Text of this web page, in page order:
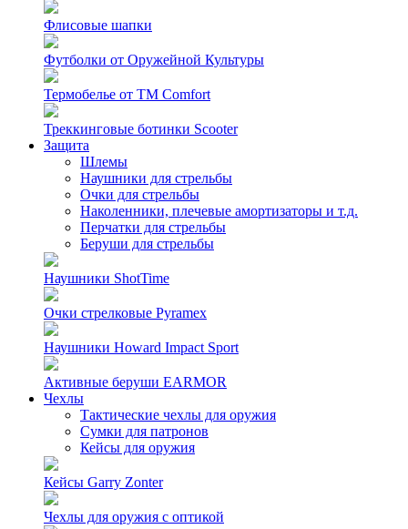
Флисовые шапки
Футболки от Оружейной Культуры
Термобелье от TM Comfort
Треккинговые ботинки Scooter
Защита
Шлемы
Наушники для стрельбы
Очки для стрельбы
Наколенники, плечевые амортизаторы и т.д.
Перчатки для стрельбы
Беруши для стрельбы
Наушники ShotTime
Очки стрелковые Pyramex
Наушники Howard Impact Sport
Активные беруши EARMOR
Чехлы
Тактические чехлы для оружия
Сумки для патронов
Кейсы для оружия
Кейсы Garry Zonter
Чехлы для оружия с оптикой